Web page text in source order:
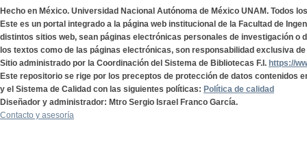
Hecho en México. Universidad Nacional Autónoma de México UNAM. Todos
Este es un portal integrado a la página web institucional de la Facultad de
distintos sitios web, sean páginas electrónicas personales de investigación o
los textos como de las páginas electrónicas, son responsabilidad exclusiva
Sitio administrado por la Coordinación del Sistema de Bibliotecas F.I. https://
Este repositorio se rige por los preceptos de protección de datos contenidos
y el Sistema de Calidad con las siguientes políticas: Política de calidad
Diseñador y administrador: Mtro Sergio Israel Franco García.
Contacto y asesoría